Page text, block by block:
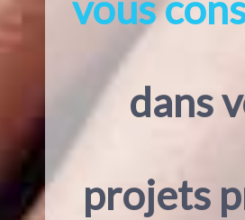
dans
projets